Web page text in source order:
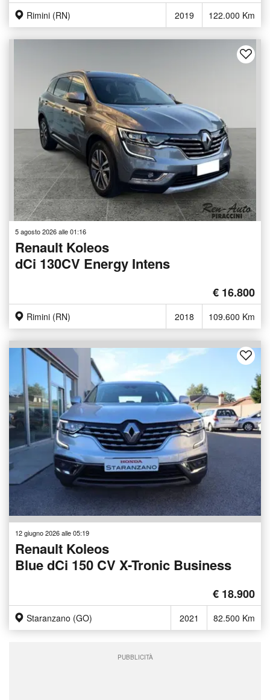
Rimini (RN) 2019 122.000 Km
5 agosto 2026 alle 01:16
Renault Koleos
dCi 130CV Energy Intens
€ 16.800
Rimini (RN) 2018 109.600 Km
12 giugno 2026 alle 05:19
Renault Koleos
Blue dCi 150 CV X-Tronic Business
€ 18.900
Staranzano (GO) 2021 82.500 Km
PUBBLICITÀ